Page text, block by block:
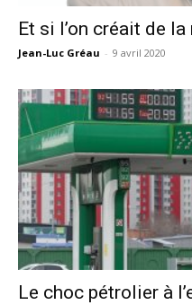
Et si l’on créait de
Jean-Luc Gréau - 9 avril 2020
Le choc pétrolier à